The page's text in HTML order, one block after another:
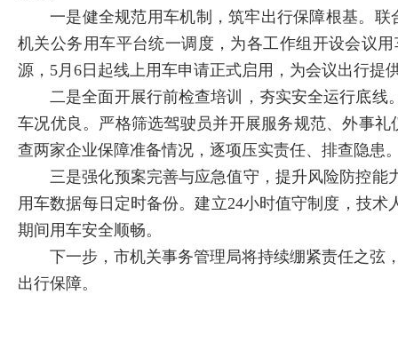
一是健全规范用车机制，筑牢出行保障根基。
机关公务用车平台统一调度，为各工作组开设会议
源，5月6日起线上用车申请正式启用，为会议出行提
二是全面开展行前检查培训，夯实安全运行底
车况优良。严格筛选驾驶员并开展服务规范、外事
查两家企业保障准备情况，逐项压实责任、排查隐患
三是强化预案完善与应急值守，提升风险防控
用车数据每日定时备份。建立24小时值守制度，技
期间用车安全顺畅。
下一步，市机关事务管理局将持续绷紧责任之弦
出行保障。